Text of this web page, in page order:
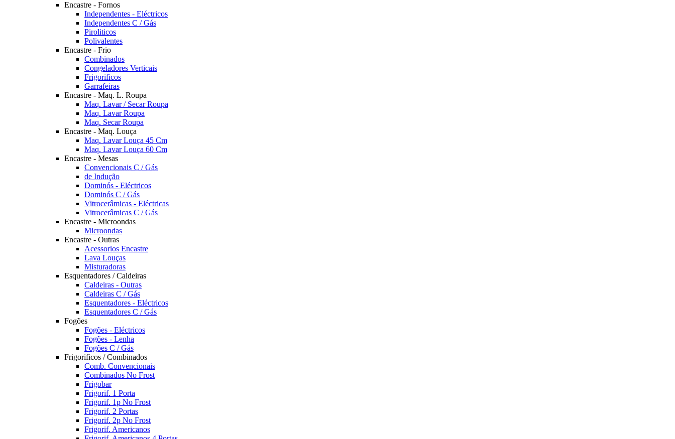
Encastre - Fornos
Independentes - Eléctricos
Independentes C / Gás
Piroliticos
Polivalentes
Encastre - Frio
Combinados
Congeladores Verticais
Frigorificos
Garrafeiras
Encastre - Maq. L. Roupa
Maq. Lavar / Secar Roupa
Maq. Lavar Roupa
Maq. Secar Roupa
Encastre - Maq. Louça
Maq. Lavar Louça 45 Cm
Maq. Lavar Louça 60 Cm
Encastre - Mesas
Convencionais C / Gás
de Indução
Dominós - Eléctricos
Dominós C / Gás
Vitrocerâmicas - Eléctricas
Vitrocerâmicas C / Gás
Encastre - Microondas
Microondas
Encastre - Outras
Acessorios Encastre
Lava Louças
Misturadoras
Esquentadores / Caldeiras
Caldeiras - Outras
Caldeiras C / Gás
Esquentadores - Eléctricos
Esquentadores C / Gás
Fogões
Fogões - Eléctricos
Fogões - Lenha
Fogões C / Gás
Frigorificos / Combinados
Comb. Convencionais
Combinados No Frost
Frigobar
Frigorif. 1 Porta
Frigorif. 1p No Frost
Frigorif. 2 Portas
Frigorif. 2p No Frost
Frigorif. Americanos